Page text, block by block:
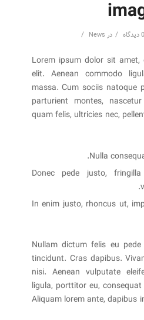
0 دیدگاه / در News
/
Lorem ipsum dolor sit amet,
elit. Aenean commodo
massa. Cum sociis natoque
parturient montes,
quam felis, ultricies nec,
Nulla
Donec pede justo,
In enim justo, rhoncus ut,
Nullam dictum felis eu
tincidunt. Cras dapibus.
nisi. Aenean vulputate
ligula, porttitor eu,
Aliquam lorem ante, dapibus